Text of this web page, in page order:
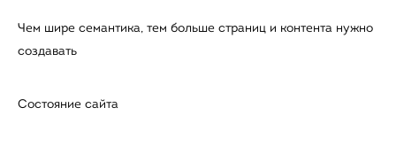
Чем шире семантика, тем больше страниц и контента нужно
создавать
Состояние сайта